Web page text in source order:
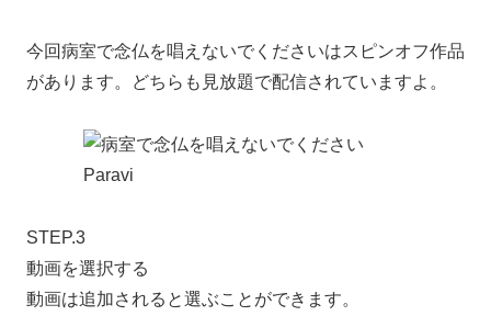
今回病室で念仏を唱えないでくださいはスピンオフ作品
があります。どちらも見放題で配信されていますよ。
STEP.3
動画を選択する
動画は追加されると選ぶことができます。